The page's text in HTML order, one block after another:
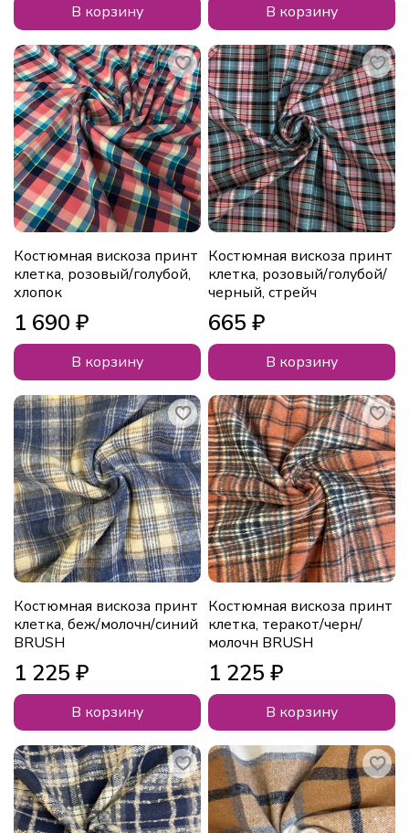
В корзину В корзину
Костюмная вискоза принт
клетка, розовый/голубой,
хлопок
1 690 ₽
В корзину
Костюмная вискоза принт
клетка, розовый/голубой/
черный, стрейч
665 ₽
В корзину
Костюмная вискоза принт
клетка, беж/молочн/синий
BRUSH
1 225 ₽
В корзину
Костюмная вискоза принт
клетка, теракот/черн/
молочн BRUSH
1 225 ₽
В корзину